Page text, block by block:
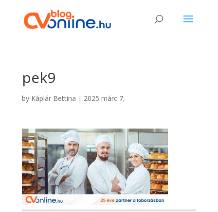
pek9
by Káplár Bettina | 2025 márc 7,